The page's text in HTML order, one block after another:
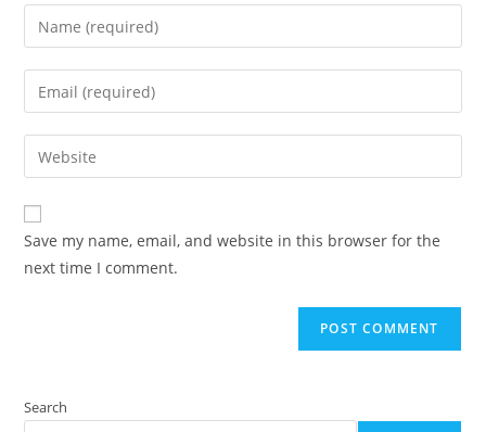
Enter
your
name
comment
Enter
your
email
address
comment
Enter
your
website
URL
(optional)
Save my name, email, and website in this browser for the
next time I comment.
Search